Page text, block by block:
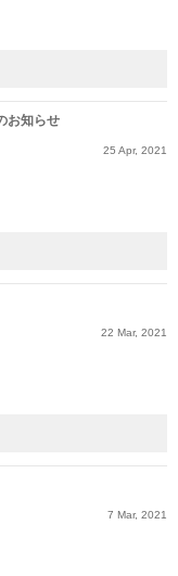
お知らせ
25 Apr, 2021
22 Mar, 2021
7 Mar, 2021